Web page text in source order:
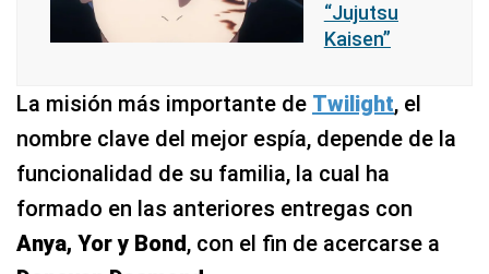
“Jujutsu
Kaisen”
La misión más importante de Twilight, el
nombre clave del mejor espía, depende de la
funcionalidad de su familia, la cual ha
formado en las anteriores entregas con
Anya, Yor y Bond, con el fin de acercarse a